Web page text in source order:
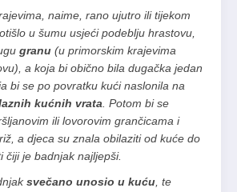
naime, rano ujutro ili tijekom
u šumu usjeći podeblju hrastovu,
granu (u primorskim krajevima
a koja bi obično bila dugačka jedan
bi se po povratku kući naslonila na
kućnih vrata . Potom bi se
ili lovorovim grančicama i
a djeca su znala obilaziti od kuće do
čiji je badnjak najljepši.
svečano unosio u kuću , te